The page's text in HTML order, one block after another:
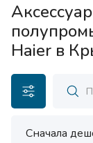
Haier в
Сначала